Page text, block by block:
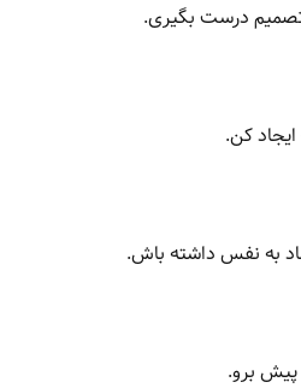
تصمیم درست بگیری.
کن.
به نفس داشته باش.
پیش برو.